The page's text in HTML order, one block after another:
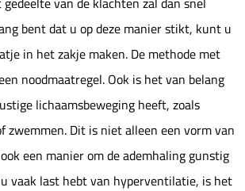
bent dat u op deze manier stikt, kunt u
in het zakje maken. De methode met
noodmaatregel. Ook is het van belang
lichaamsbeweging heeft, zoals
zwemmen. Dit is niet alleen een vorm van
een manier om de ademhaling gunstig
vaak last hebt van hyperventilatie, is het